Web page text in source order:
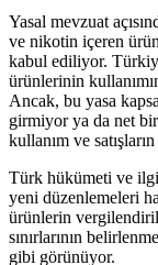
Yasal mevzuat
ve nikotin içeren
kabul ediliyor.
ürünlerinin
Ancak, bu yasa
girmiyor ya da net
kullanım ve
Türk hükümeti ve
yeni düzenlemeleri
ürünlerin
sınırlarının
gibi görünüyor.